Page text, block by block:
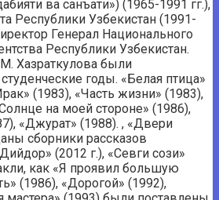
ва санъати») (1965-1991 гг.),
Республики Узбекистан (1991-
Генерал Национального
Республики Узбекистан.
Хазраткулова были
годы. «Белая птица»
(1983), «Часть жизни» (1983),
на моей стороне» (1986),
«Джурат» (1988). , «Двери
сборники рассказов
(2012 г.), «Севги сози»
как «Я проявил большую
(1986), «Дорогой» (1992),